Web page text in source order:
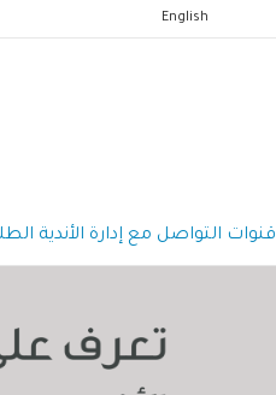
English
قنوات التواصل مع إدارة الأندية